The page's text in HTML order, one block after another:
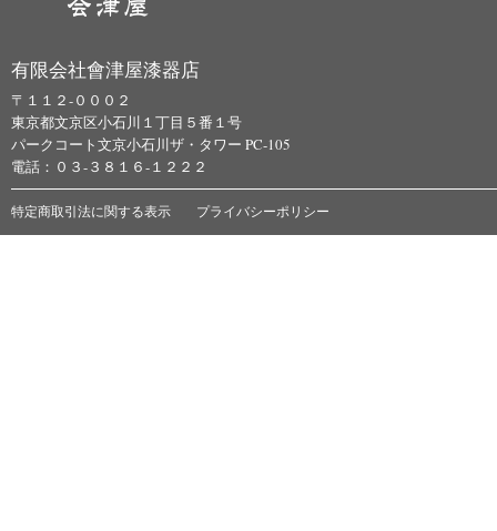
有限会社會津屋漆器店
〒１１２-０００２
東京都文京区小石川１丁目５番１号
パークコート文京小石川ザ・タワー PC-105
電話：０３-３８１６-１２２２
特定商取引法に関する表示 プライバシーポリシー